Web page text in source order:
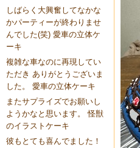
しばらく大興奮してなかな
かパーティーが終わりませ
んでした(笑) 愛車の立体ケ
ーキ
複雑な車なのに再現してい
ただき ありがとうございま
した。 愛車の立体ケーキ
またサプライズでお願いし
ようかなと思います。 怪獣
のイラストケーキ
彼もとても喜んでました！